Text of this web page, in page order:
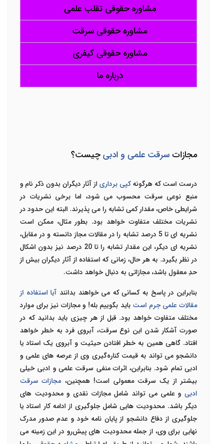
مشاوره حقوقی تقلب علمی
مشاوره حقوقی سرقت
مشاوره حقوقی کیفری
درباره ما
مجازات سرقت علمی و ادبیچیست؟
درست است که هر‌گونهکپی برداریاز آثار دیگران بدون ذکر نام و
منبع نوعی سرقت محسوب می شود، اما برخی نشریات در
شرایطی خاص، مقدار کمی تشابه را می پذیرند. البته این حدود در
نشریات مختلف متفاوت خواهد بود. بطور مثال، ممکن است
نشریه ای تا 5 درصد تشابه را در مقالات مجاز دانسته و در مقابل،
نشریه ای دیگر، این مقدار تشابه را تا 20 درصد نیز بدون اشکال
در نظر بگیرد. به هر حال، زمانی که استفاده از آثار دیگران بیش از
حدِ معقول باشد، مجازاتی به دنبال خواهد داشت.
بنابراین در پاسخ به کسانی که می خواهند بدانند آیا استفاده از
مقالات علمی جرم است باید بگوییم بله! و مجازات نیز برای موارد
مختلف متفاوت خواهد بود. قبل از هر چیزی باید بدانید که در
صورت آشکار شدن این نوع سرقت، آبروی فرد به خطر خواهد
افتاد. گاهی همین به خطر افتادن حیثیت و آبروی یک استاد یا
دانشجو می تواند به قیمت کناره‌گیری وی از عرصه های علمی و
ادبی تمام شود. بنابراین، اثرات منفی سرقت علمی و ادبی خیلی
بیشتر از یک سرقت معمولی است! همچنین، مجازات سرقت
ادبی و علمی می تواند شامل مجازات نقدی و محدودیت های
دیگر باشد. محدودیت هایی شامل جلوگیری از ادامه کار استاد یا
جلوگیری از دفاع دانشجو از پایان نامه خود و عدم صدور مدرک
نهایی برای وی، از جمله محدودیت های پیش‌رو در این زمینه می